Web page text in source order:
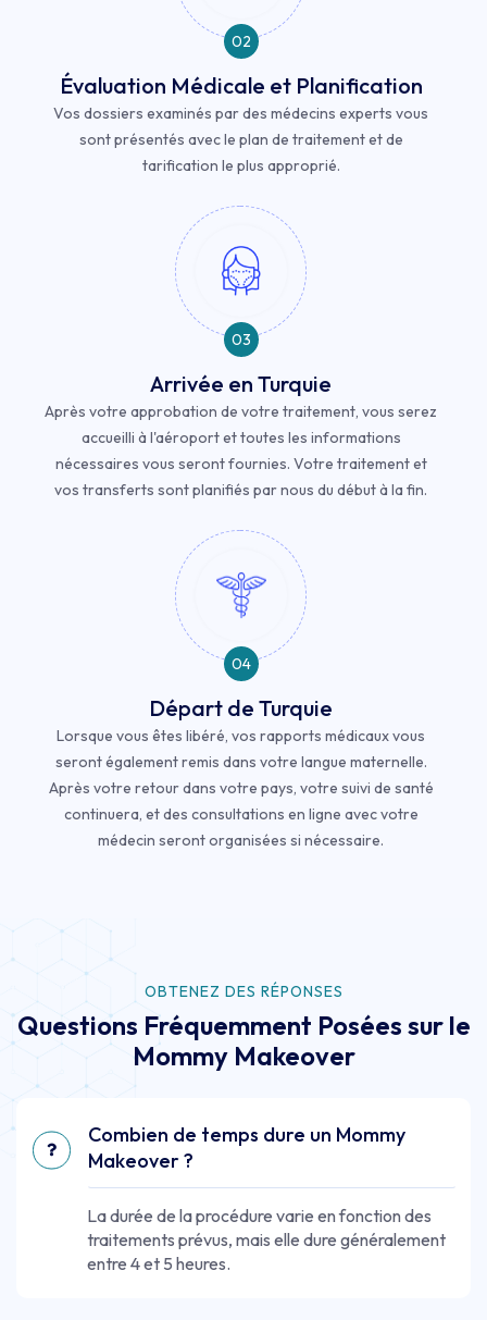
02
Évaluation Médicale et Planification
Vos dossiers examinés par des médecins experts vous
sont présentés avec le plan de traitement et de
tarification le plus approprié.
03
Arrivée en Turquie
Après votre approbation de votre traitement, vous serez
accueilli à l'aéroport et toutes les informations
nécessaires vous seront fournies. Votre traitement et
vos transferts sont planifiés par nous du début à la fin.
04
Départ de Turquie
Lorsque vous êtes libéré, vos rapports médicaux vous
seront également remis dans votre langue maternelle.
Après votre retour dans votre pays, votre suivi de santé
continuera, et des consultations en ligne avec votre
médecin seront organisées si nécessaire.
OBTENEZ DES RÉPONSES
Questions Fréquemment Posées sur le
Mommy Makeover
Combien de temps dure un Mommy
Makeover ?
La durée de la procédure varie en fonction des
traitements prévus, mais elle dure généralement
entre 4 et 5 heures.